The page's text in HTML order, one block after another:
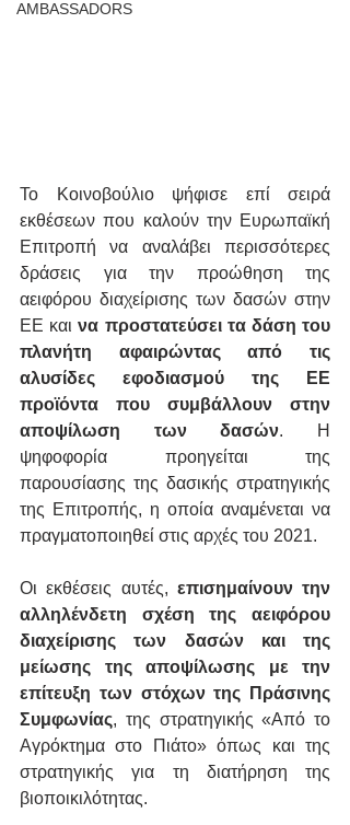
AMBASSADORS
Το Κοινοβούλιο ψήφισε επί σειρά
εκθέσεων που καλούν την Ευρωπαϊκή
Επιτροπή να αναλάβει περισσότερες
δράσεις για την προώθηση της
αειφόρου διαχείρισης των δασών στην
ΕΕ και να προστατεύσει τα δάση του
πλανήτη αφαιρώντας από τις
αλυσίδες εφοδιασμού της ΕΕ
προϊόντα που συμβάλλουν στην
αποψίλωση των δασών. Η
ψηφοφορία προηγείται της
παρουσίασης της δασικής στρατηγικής
της Επιτροπής, η οποία αναμένεται να
πραγματοποιηθεί στις αρχές του 2021.
Οι εκθέσεις αυτές, επισημαίνουν την
αλληλένδετη σχέση της αειφόρου
διαχείρισης των δασών και της
μείωσης της αποψίλωσης με την
επίτευξη των στόχων της Πράσινης
Συμφωνίας, της στρατηγικής «Από το
Αγρόκτημα στο Πιάτο» όπως και της
στρατηγικής για τη διατήρηση της
βιοποικιλότητας.